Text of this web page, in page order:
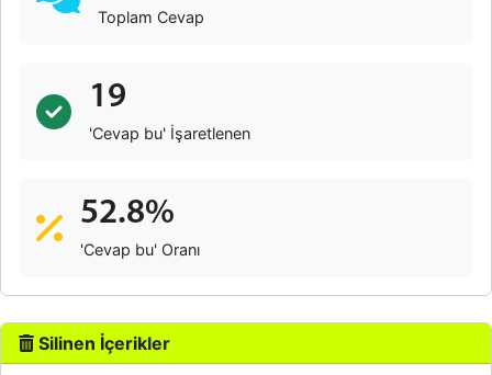
Toplam Cevap
19
'Cevap bu' İşaretlenen
52.8%
'Cevap bu' Oranı
Silinen İçerikler